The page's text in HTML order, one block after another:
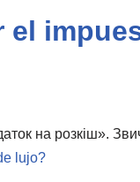
el
на розкіш».
lujo?